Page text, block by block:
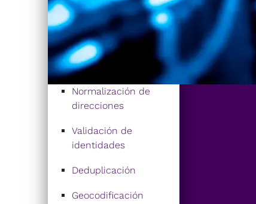
Normalización de
direcciones
Validación de
identidades
Deduplicación
Geocodificación